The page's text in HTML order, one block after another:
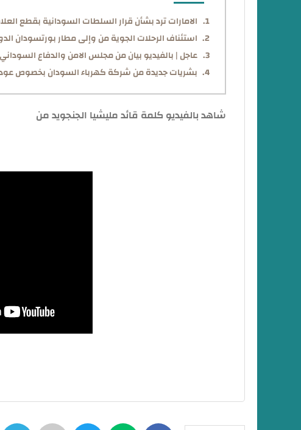
الامارات ترد بشأن قرار السلطات السودانية بقطع
استئناف الرحلات الجوية من وإلى مطار بورتسودان
عاجل | بالفيديو بيان من مجلس الامن والدفاع
بشريات جديدة من شركة كهرباء السودان بخصوص عودة
شاهد بالفيديو كلمة قائد مليشيا الجنجويد من